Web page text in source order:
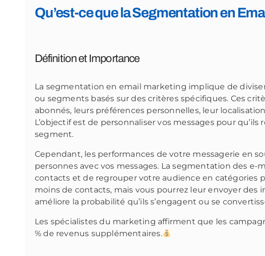
Qu’est-ce que la Segmentation en
Définition et Importance
La segmentation en email marketing implique de
ou segments basés sur des critères spécifiques. Ces
abonnés, leurs préférences personnelles, leur
L’objectif est de personnaliser vos messages pour
segment.
Cependant, les performances de votre messagerie en
personnes avec vos messages. La segmentation des
contacts et de regrouper votre audience en catégories
moins de contacts, mais vous pourrez leur envoyer des
améliore la probabilité qu’ils s’engagent ou se
Les spécialistes du marketing affirment que les
% de revenus supplémentaires.